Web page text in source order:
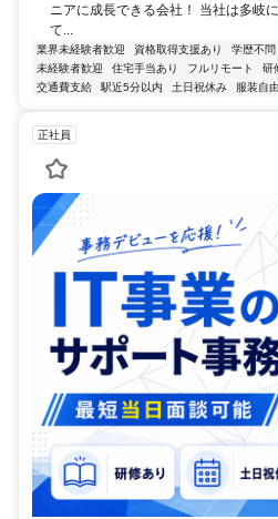
ニアに成長できる会社！ 当社は多岐
て...
業界未経験者歓迎 資格取得支援あり 学歴不問
未経験者歓迎
住宅手当あり フルリモート 研
交通費支給
駅近5分以内 土日祝休み 服装自由
正社員